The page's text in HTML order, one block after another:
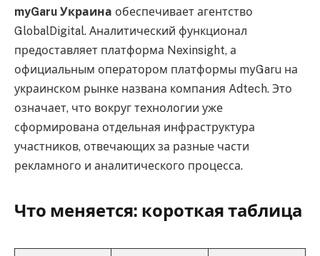
myGaru Украина обеспечивает агентство
GlobalDigital. Аналитический функционал
предоставляет платформа Nexinsight, а
официальным оператором платформы myGaru на
украинском рынке названа компания Adtech. Это
означает, что вокруг технологии уже
сформирована отдельная инфраструктура
участников, отвечающих за разные части
рекламного и аналитического процесса.
Что меняется: короткая таблица